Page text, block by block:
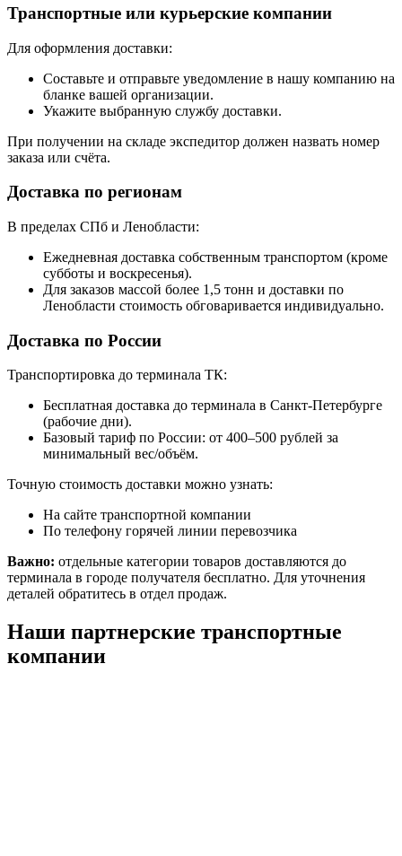
Транспортные или курьерские компании
Для оформления доставки:
Составьте и отправьте уведомление в нашу компанию на
бланке вашей организации.
Укажите выбранную службу доставки.
При получении на складе экспедитор должен назвать номер
заказа или счёта.
Доставка по регионам
В пределах СПб и Ленобласти:
Ежедневная доставка собственным транспортом (кроме
субботы и воскресенья).
Для заказов массой более 1,5 тонн и доставки по
Ленобласти стоимость обговаривается индивидуально.
Доставка по России
Транспортировка до терминала ТК:
Бесплатная доставка до терминала в Санкт-Петербурге
(рабочие дни).
Базовый тариф по России: от 400–500 рублей за
минимальный вес/объём.
Точную стоимость доставки можно узнать:
На сайте транспортной компании
По телефону горячей линии перевозчика
Важно: отдельные категории товаров доставляются до
терминала в городе получателя бесплатно. Для уточнения
деталей обратитесь в отдел продаж.
Наши партнерские транспортные
компании